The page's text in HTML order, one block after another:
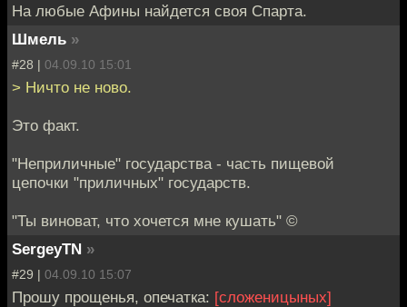
На любые Афины найдется своя Спарта.
Шмель »
#28 | 04.09.10 15:01
> Ничто не ново.
Это факт.
"Неприличные" государства - часть пищевой
цепочки "приличных" государств.
"Ты виноват, что хочется мне кушать" ©
SergeyTN »
#29 | 04.09.10 15:07
Прошу прощенья, опечатка: [сложеницыных]